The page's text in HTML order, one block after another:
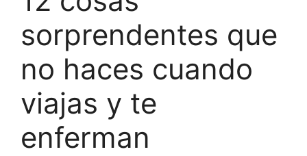
sorprendentes que
no haces cuando
viajas y te
enferman